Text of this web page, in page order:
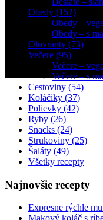
Obedy (152)
Obedy –
Obedy – s
Olovranty (73)
Večere (95)
Večere –
Večere – s
Cestoviny (54)
Koláčiky (37)
Polievky (42)
Ryby (26)
Snacks (24)
Strukoviny (25)
Šaláty (49)
Všetky recepty
Najnovšie recepty
Expresne rýchle